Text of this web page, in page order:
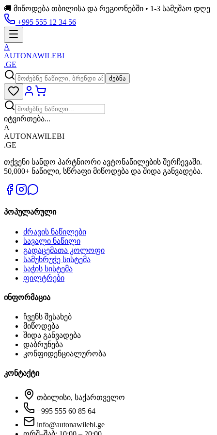
🚚 მიწოდება თბილისა და რეგიონებში • 1-3 სამუშაო დღე
+995 555 12 34 56
A
AUTONAWILEBI
.GE
ძებნა
იტვირთება...
A
AUTONAWILEBI
.GE
თქვენი სანდო პარტნიორი ავტონაწილების შერჩევაში.
50,000+ ნაწილი, სწრაფი მიწოდება და შიდა განვადება.
პოპულარული
ძრავის ნაწილები
სავალი ნაწილი
გადაცემათა კოლოფი
სამუხრუჭე სისტემა
საჭის სისტემა
ფილტრები
ინფორმაცია
ჩვენს შესახებ
მიწოდება
შიდა განვადება
დაბრუნება
კონფიდენციალურობა
კონტაქტი
თბილისი, საქართველო
+995 555 60 85 64
info@autonawilebi.ge